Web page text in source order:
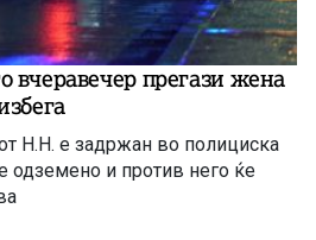
вчеравечер прегази жена
Н.Н. е задржан во полициска
одземено и против него ќе